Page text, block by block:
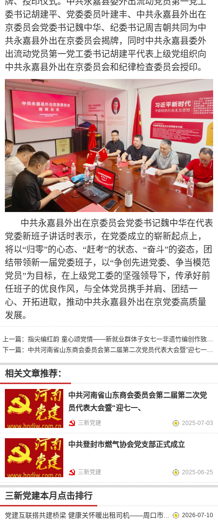
委书记胡建平、党委委员叶建丰、中共永嘉县外出在
京委员会党委书记魏中华、纪委书记周吉朝共同为中
共永嘉县外出在京委员会揭牌，同时中共永嘉县委外
出流动党员第一党工委书记胡建平代表上级党组织向
中共永嘉县外出在京委员会和纪律检查委员会授印。
中共永嘉县外出在京委员会党委书记魏中华在代表
党委新班子讲话时表示，在党委成立的崭新起点上，
将以“归零”的心态、“赶考”的状态、“奋斗”的姿态，团
结带领新一届党委班子，以“争创先进党委、争当模范
党员”为目标，在上级党工委的坚强领导下，传承好前
任班子的优良作风，与全体党员携手并肩、团结一
心、开拓进取，推动中共永嘉县外出在京党委高质量
发展。
上一篇： 指尖编红韵 童心颂党情——新就业群体子女七一非遗竹编创作致敬建党节
下一篇： 中共河南省山东商会委员会第二届第二次党员代表大会暨“迎七一、上党课”教育活动举行
相关文章推荐：
中共河南省山东商会委员会第二届第二次党
员代表大会暨“迎七一、
三新党建 2025-07-03
中共登封市燃气协会党支部正式成立
三新党建 2025-06-25
三新党建本月点击排行
党建互联搭共建桥梁 健康关怀暖出租司机——周口市出租汽车行业 2026-07-10